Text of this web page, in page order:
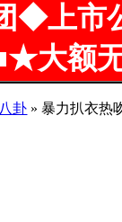
团◆上
大额
卦 » 暴力扒衣热